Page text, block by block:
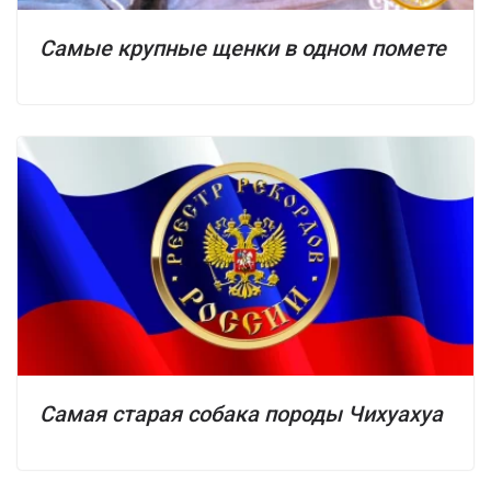
Самые крупные щенки в одном помете
Самая старая собака породы Чихуахуа